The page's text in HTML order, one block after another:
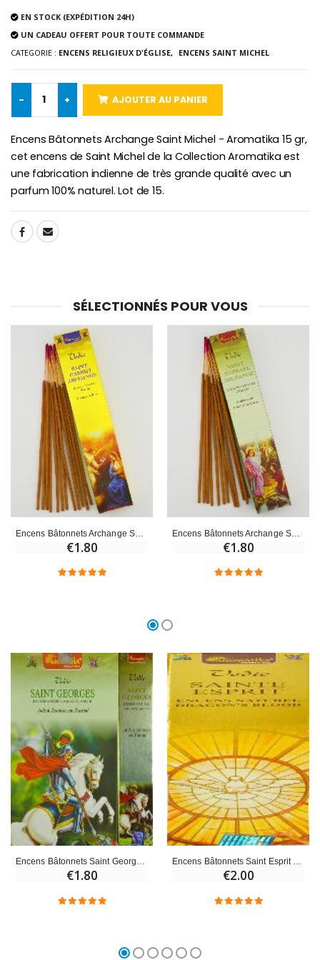
Bougie de Neuvaine Contre le Mal - Saint Michel
€5.50 €4.95
-25%
€58.50
Bougie Neuvaine pour une Guérison - 17.5cm
€4.90
€130.00
€2.50
€23.00
EN STOCK (EXPÉDITION 24H)
UN CADEAU OFFERT POUR TOUTE COMMANDE
CATEGORIE : ENCENS RELIGIEUX D'ÉGLISE, ENCENS SAINT MICHEL
- + AJOUTER AU PANIER
Encens Bâtonnets Archange Saint Michel - Aromatika 15 gr,
cet encens de Saint Michel de la Collection Aromatika est
une fabrication indienne de très grande qualité avec un
parfum 100% naturel. Lot de 15.
SHARE:
SÉLECTIONNÉS POUR VOUS
Encens Bâtonnets Archange Saint Gabriel - Aromatika 15 gr
€1.80
Encens Bâtonnets Archange Saint Raphaël - Aromatika 15 gr
€1.80
€1.80 €2.00